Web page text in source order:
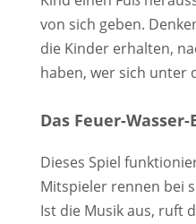
von sich geben.
die Kinder erhalten,
haben, wer sich unter
Das Feuer-
Dieses Spiel
Mitspieler rennen bei
Ist die Musik aus, ruft